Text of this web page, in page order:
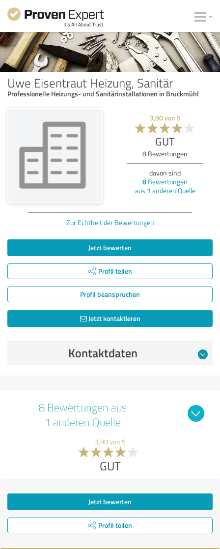
Uwe Eisentraut Heizung, Sanitär
Professionelle Heizungs- und Sanitärinstallationen in Bruckmühl
3,90von 5
GUT
8 Bewertungen
davon sind
8 Bewertungen
aus 1 anderen Quelle
Zur Echtheit der Bewertungen
Jetzt bewerten
Profil teilen
Profil beanspruchen
Jetzt kontaktieren
Kontaktdaten
8 Bewertungen aus
1 anderen Quelle
3,90 von 5
GUT
Jetzt bewerten
Profil teilen